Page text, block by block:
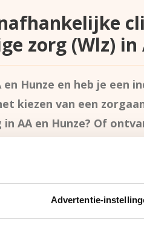
Advertentie-
zorg (Wlz) in
en Hunze en heb je een
kiezen van een
AA en Hunze? Of
een nieuwe
kun je terecht voor
je klaar om je te
Hunze. Onze
zorginstellingen en